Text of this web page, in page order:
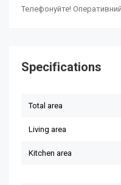
Телефонуйте!
Specifications